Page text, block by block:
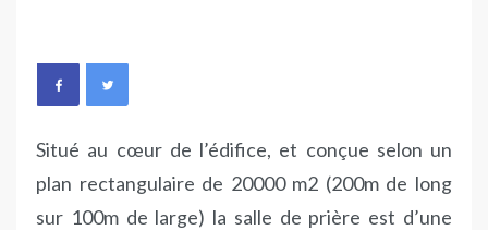
Situé au cœur de l’édifice, et conçue selon un
plan rectangulaire de 20000 m2 (200m de long
sur 100m de large) la salle de prière est d’une